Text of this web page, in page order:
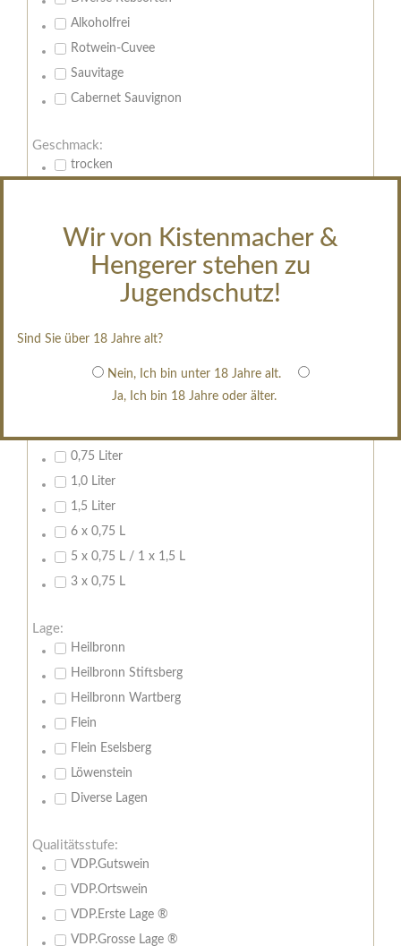
Wir von Kistenmacher &
Hengerer stehen zu
Jugendschutz!
Sind Sie über 18 Jahre alt?
Nein, Ich bin unter 18 Jahre alt.
Ja, Ich bin 18 Jahre oder älter.
Alkoholfrei
Rotwein-Cuvee
Sauvitage
Cabernet Sauvignon
Geschmack:
trocken
restsüß
edelsüß
im Holzfass gereift
erfrischend, nicht zu süß
0,75 Liter
1,0 Liter
1,5 Liter
6 x 0,75 L
5 x 0,75 L / 1 x 1,5 L
3 x 0,75 L
Lage:
Heilbronn
Heilbronn Stiftsberg
Heilbronn Wartberg
Flein
Flein Eselsberg
Löwenstein
Diverse Lagen
Qualitätsstufe:
VDP.Gutswein
VDP.Ortswein
VDP.Erste Lage ®
VDP.Grosse Lage ®